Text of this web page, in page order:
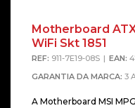
Motherboard
WiFi Skt 1851
REF: 911-7E19-08S EAN:
GARANTIA DA MARCA: 3
A Motherboard MSI